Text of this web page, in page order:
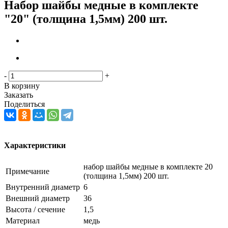
Набор шайбы медные в комплекте
"20" (толщина 1,5мм) 200 шт.
-
+
В корзину
Заказать
Поделиться
Характеристики
Примечание
набор шайбы медные в комплекте 20
(толщина 1,5мм) 200 шт.
Внутренний диаметр 6
Внешний диаметр
36
Высота / сечение
1,5
Материал
медь